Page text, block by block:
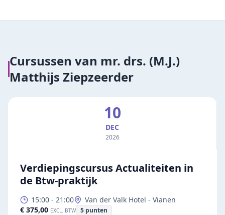
Cursussen van mr. drs. (M.J.)
Matthijs Ziepzeerder
10
DEC
2026
Verdiepingscursus Actualiteiten in
de Btw-praktijk
15:00 - 21:00
Van der Valk Hotel - Vianen
€ 375,00 EXCL. BTW 5 punten